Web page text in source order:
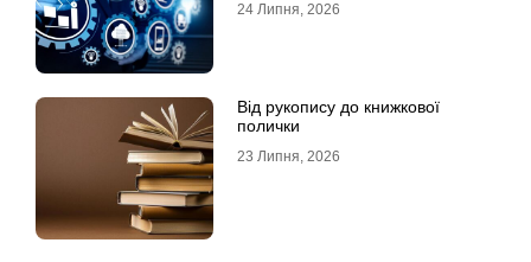
24 Липня, 2026
Від рукопису до книжкової
полички
23 Липня, 2026